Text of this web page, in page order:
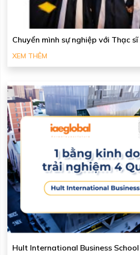
Chuyển mình sự nghiệp với Thạc sĩ
XEM THÊM
Hult International Business